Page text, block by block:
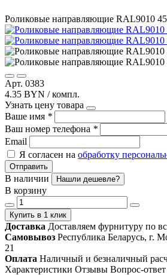
Роликовые направляющие RAL9010
Арт. 0383
4.35 BYN / компл.
Узнать цену товара
Ваше имя *
Ваш номер телефона *
Email
Я согласен на обработку
Отправить
В наличии Нашли дешевле?
В корзину
Купить в 1 клик
Доставка Доставляем фурнитуру по
Самовывоз Республика Беларусь, г.
21
Оплата Наличный и безналичный
Характеристики Отзывы Вопрос-ответ